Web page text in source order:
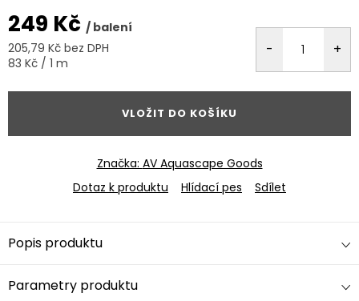
249 Kč / balení
205,79 Kč bez DPH
Měrná
83 Kč / 1 m
VLOŽIT DO KOŠÍKU
Značka: AV Aquascape Goods
Dotaz k produktu
Hlídací pes Sdílet
Popis produktu
Parametry produktu